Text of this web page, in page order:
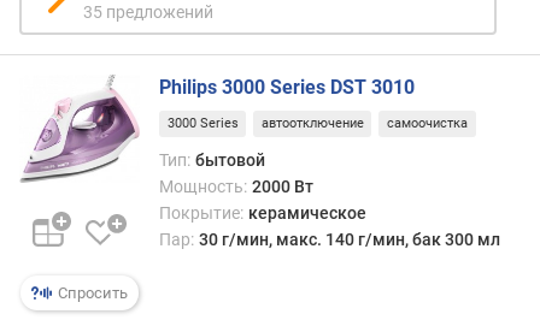
и
ч
е
т
в
у
п
р
е
л
о
35 предложений
Спросить
Philips 3000 Series DST 3010
3000 Series автоотключение самоочистка
Тип: бытовой
Мощность: 2000 Вт
Покрытие: керамическое
Пар: 30 г/мин, макс. 140 г/мин, бак 300 мл